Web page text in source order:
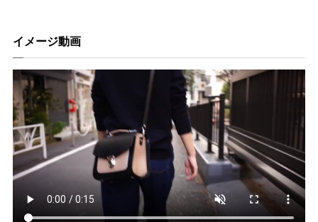
イメージ動画